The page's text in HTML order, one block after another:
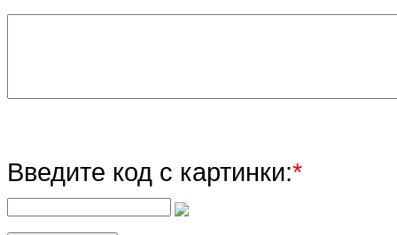
Введите код с картинки:*